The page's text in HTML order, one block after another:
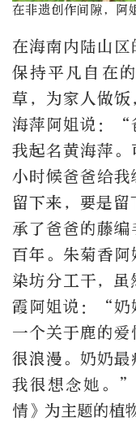
在非遗创作间隙，阿
在海南内陆山
保持平凡自在
草，为家人做
海萍阿姐说：“
我起名黄海萍。
小时候爸爸给
留下来，要是
承了爸爸的藤
百年。朱菊香
染坊分工干，
霞阿姐说：“奶
一个关于鹿的爱
很浪漫。奶奶最
我很想念她。
情》为主题的植